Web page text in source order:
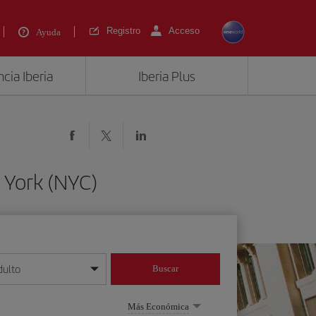
Ayuda Registro Acceso
Iberia Iberia Plus
(NYC)
mes/año
Buscar
Más Económica